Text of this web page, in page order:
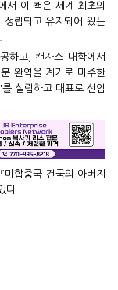
서 이 책은 세계 최초의
성립되고 유지되어 왔는
하고, 캔자스 대학에서
완역을 계기로 미주한
설립하고 대표로 선임
미합중국 건국의 아버지
다.